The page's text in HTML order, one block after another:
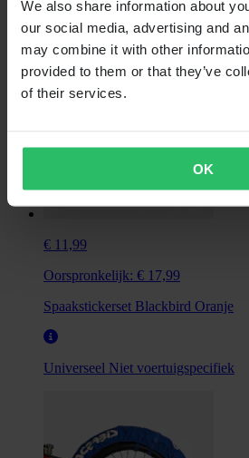
We also share information about
our social media, advertising and
may combine it with other
provided to them or that they’ve
of their services.
OK
€ 11,99
Oorspronkelijk: € 17,99
Spaakstickerset Blackbird Oranje
Universeel Niet voertuigspecifiek